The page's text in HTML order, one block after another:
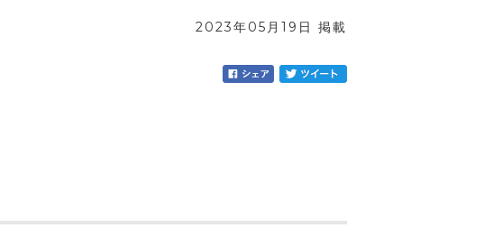
2023年05月19日 掲載